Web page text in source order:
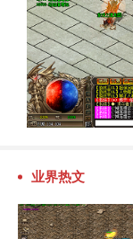
业界热文